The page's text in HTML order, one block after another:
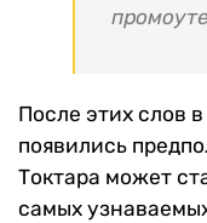
После этих слов
появились
Токтара может
самых